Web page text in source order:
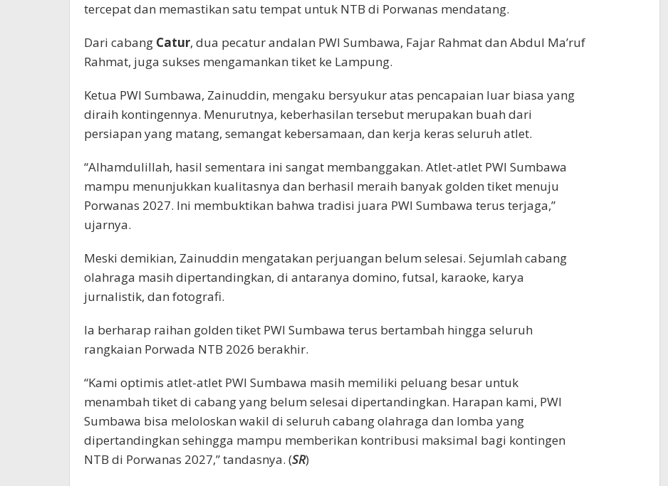
tercepat dan memastikan satu tempat untuk NTB di Porwanas mendatang.
Dari cabang Catur, dua pecatur andalan PWI Sumbawa, Fajar Rahmat dan Abdul Ma’ruf
Rahmat, juga sukses mengamankan tiket ke Lampung.
Ketua PWI Sumbawa, Zainuddin, mengaku bersyukur atas pencapaian luar biasa yang
diraih kontingennya. Menurutnya, keberhasilan tersebut merupakan buah dari
persiapan yang matang, semangat kebersamaan, dan kerja keras seluruh atlet.
“Alhamdulillah, hasil sementara ini sangat membanggakan. Atlet-atlet PWI Sumbawa
mampu menunjukkan kualitasnya dan berhasil meraih banyak golden tiket menuju
Porwanas 2027. Ini membuktikan bahwa tradisi juara PWI Sumbawa terus terjaga,”
ujarnya.
Meski demikian, Zainuddin mengatakan perjuangan belum selesai. Sejumlah cabang
olahraga masih dipertandingkan, di antaranya domino, futsal, karaoke, karya
jurnalistik, dan fotografi.
Ia berharap raihan golden tiket PWI Sumbawa terus bertambah hingga seluruh
rangkaian Porwada NTB 2026 berakhir.
“Kami optimis atlet-atlet PWI Sumbawa masih memiliki peluang besar untuk
menambah tiket di cabang yang belum selesai dipertandingkan. Harapan kami, PWI
Sumbawa bisa meloloskan wakil di seluruh cabang olahraga dan lomba yang
dipertandingkan sehingga mampu memberikan kontribusi maksimal bagi kontingen
NTB di Porwanas 2027,” tandasnya. (SR)